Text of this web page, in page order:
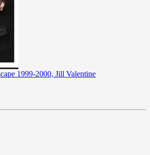
1999-2000, Jill Valentine